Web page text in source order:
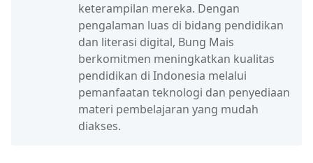
keterampilan mereka. Dengan
pengalaman luas di bidang pendidikan
dan literasi digital, Bung Mais
berkomitmen meningkatkan kualitas
pendidikan di Indonesia melalui
pemanfaatan teknologi dan penyediaan
materi pembelajaran yang mudah
diakses.